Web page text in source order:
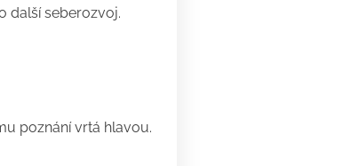
další seberozvoj.
poznání vrtá hlavou.